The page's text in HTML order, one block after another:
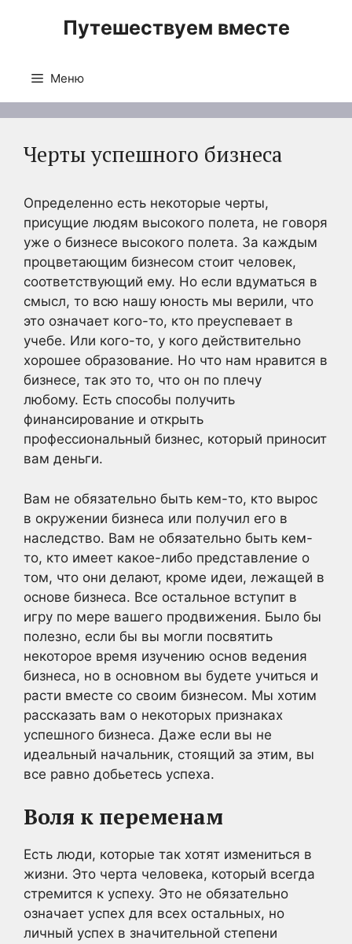
Путешествуем вместе
Меню
Черты успешного бизнеса
Определенно есть некоторые черты,
присущие людям высокого полета, не говоря
уже о бизнесе высокого полета. За каждым
процветающим бизнесом стоит человек,
соответствующий ему. Но если вдуматься в
смысл, то всю нашу юность мы верили, что
это означает кого-то, кто преуспевает в
учебе. Или кого-то, у кого действительно
хорошее образование. Но что нам нравится в
бизнесе, так это то, что он по плечу
любому. Есть способы получить
финансирование и открыть
профессиональный бизнес, который приносит
вам деньги.
Вам не обязательно быть кем-то, кто вырос
в окружении бизнеса или получил его в
наследство. Вам не обязательно быть кем-
то, кто имеет какое-либо представление о
том, что они делают, кроме идеи, лежащей в
основе бизнеса. Все остальное вступит в
игру по мере вашего продвижения. Было бы
полезно, если бы вы могли посвятить
некоторое время изучению основ ведения
бизнеса, но в основном вы будете учиться и
расти вместе со своим бизнесом. Мы хотим
рассказать вам о некоторых признаках
успешного бизнеса. Даже если вы не
идеальный начальник, стоящий за этим, вы
все равно добьетесь успеха.
Воля к переменам
Есть люди, которые так хотят измениться в
жизни. Это черта человека, который всегда
стремится к успеху. Это не обязательно
означает успех для всех остальных, но
личный успех в значительной степени